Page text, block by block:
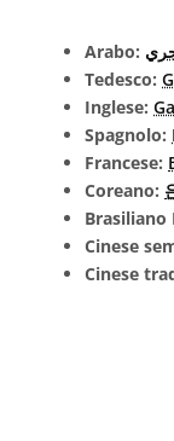
Arabo:
Tedesco:
Inglese:
Spagnolo:
Francese:
Coreano:
Brasiliano
Cinese
Cinese